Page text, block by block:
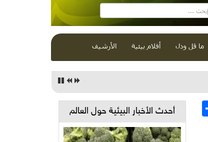
ما قل ودل أفلام بيئية الأرشيف
أحدث الأخبار البيئية حول العالم